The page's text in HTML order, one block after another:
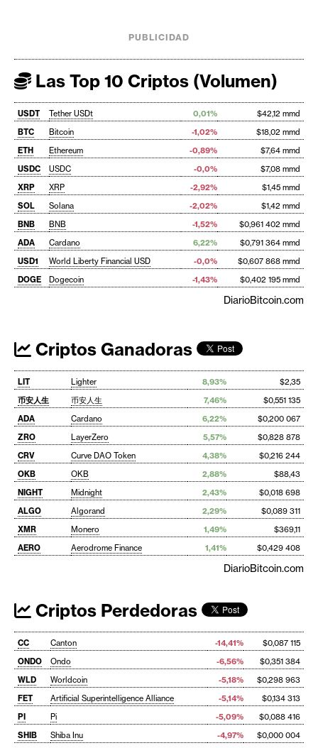
PUBLICIDAD
Las Top 10 Criptos (Volumen)
USDT Tether USDt 0,01%
$42,12 mmd
BTC
Bitcoin -1,02%
$18,02 mmd
ETH
Ethereum -0,89%
$7,64 mmd
USDC
USDC -0,0%
$7,08 mmd
XRP
XRP -2,92%
$1,45 mmd
SOL
Solana -2,02%
$1,42 mmd
BNB
BNB -1,52%
$0,961 402 mmd
ADA
Cardano 6,22%
$0,791 364 mmd
USD1
World Liberty Financial USD -0,0%
$0,607 868 mmd
DOGE
Dogecoin -1,43% $0,402 195 mmd
DiarioBitcoin.com
Criptos Ganadoras
LIT Lighter 8,93%
$2,35
币安人生
币安人生 7,46%
$0,551 135
ADA
Cardano 6,22%
$0,200 067
ZRO
LayerZero 5,57%
$0,828 878
CRV
Curve DAO Token 4,38%
$0,216 244
OKB
OKB 2,88%
$88,43
NIGHT
Midnight 2,43%
$0,018 698
ALGO
Algorand 2,29%
$0,089 311
XMR
Monero 1,49%
$369,11
AERO
Aerodrome Finance 1,41% $0,429 408
DiarioBitcoin.com
Criptos Perdedoras
CC Canton -14,41%
$0,087 115
ONDO
Ondo -6,56%
$0,351 384
WLD
Worldcoin -5,18%
$0,298 963
FET
Artificial Superintelligence Alliance -5,14%
$0,134 313
PI
Pi -5,09%
$0,088 416
SHIB
Shiba Inu -4,97% $0,000 004